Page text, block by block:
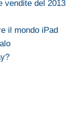
vendite del 2013
il mondo iPad